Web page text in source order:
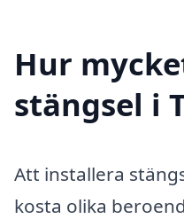
Hur
stängsel i
Att installera
kosta olika